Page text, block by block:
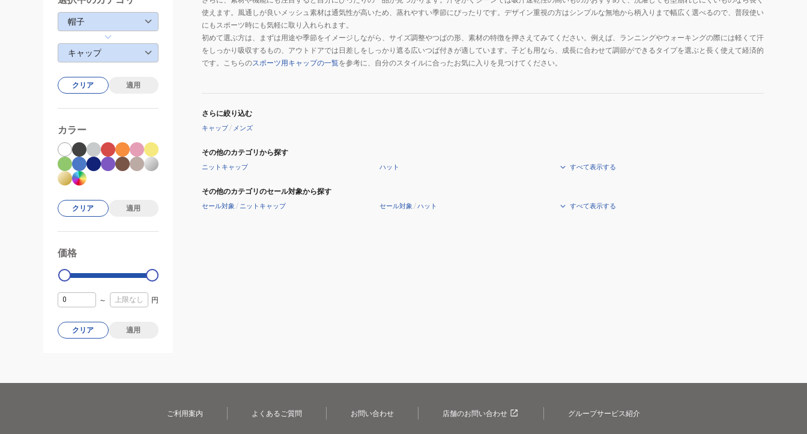
使えます。風通しが良いメッシュ素材は通気性が高いため、蒸れやすい季節にぴったりです。デザイン重視の方はシンプルな無地から柄入りまで幅広く選べるので、普段使い
にもスポーツ時にも気軽に取り入れられます。
初めて選ぶ方は、まずは用途や季節をイメージしながら、サイズ調整やつばの形、素材の特徴を押さえてみてください。例えば、ランニングやウォーキングの際には軽くて汗
をしっかり吸収するもの、アウトドアでは日差しをしっかり遮る広いつば付きが適しています。子ども用なら、成長に合わせて調節ができるタイプを選ぶと長く使えて経済的
です。こちらのスポーツ用キャップの一覧を参考に、自分のスタイルに合ったお気に入りを見つけてください。
さらに絞り込む
キャップ/ メンズ
その他のカテゴリから探す
ニットキャップ ハット すべて表示する
その他のカテゴリのセール対象から探す
セール対象 / ニットキャップ セール対象 /ハット すべて表示する
帽子
キャップ
クリア 適用
カラー
クリア 適用
価格
0
～ 円
クリア 適用
ご利用案内 よくあるご質問 お問い合わせ 店舗のお問い合わせ グループサービス紹介